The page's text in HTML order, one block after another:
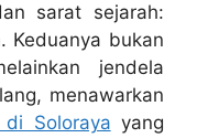
sarat sejarah:
Keduanya bukan
jendela
menawarkan
Soloraya yang